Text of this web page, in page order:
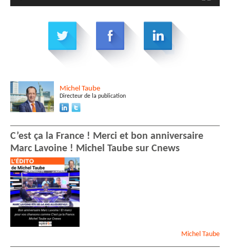
Michel Taube
Directeur de la publication
C’est ça la France ! Merci et bon anniversaire
Marc Lavoine ! Michel Taube sur Cnews
Michel Taube